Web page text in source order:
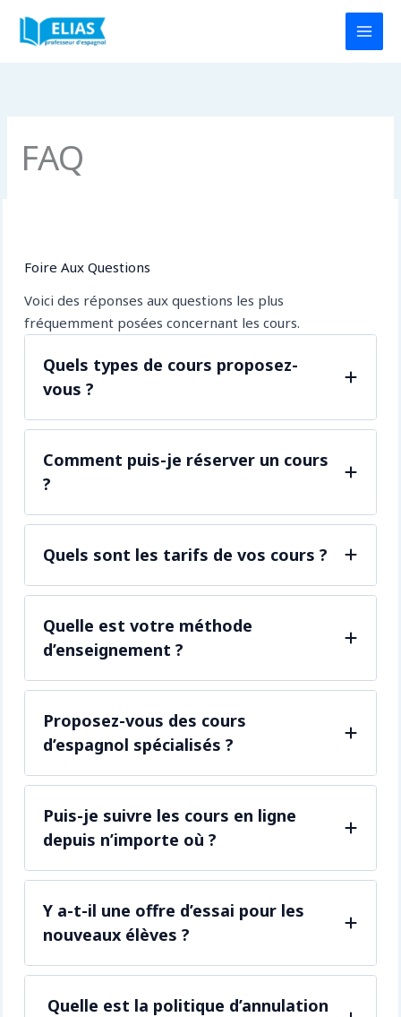
FAQ
Foire Aux Questions
Voici des réponses aux questions les plus
fréquemment posées concernant les cours.
Quels types de cours proposez-
vous ?
Comment puis-je réserver un cours
?
Quels sont les tarifs de vos cours ?
Quelle est votre méthode
d’enseignement ?
Proposez-vous des cours
d’espagnol spécialisés ?
Puis-je suivre les cours en ligne
depuis n’importe où ?
Y a-t-il une offre d’essai pour les
nouveaux élèves ?
Quelle est la politique d’annulation